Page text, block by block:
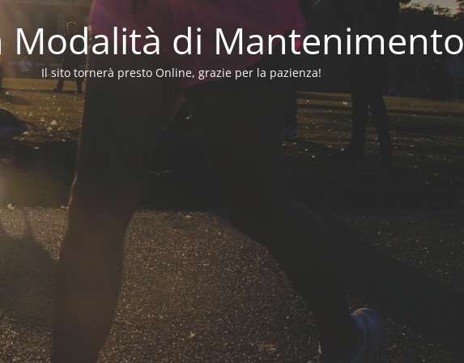
Modalità di Mantenimento
Il sito tornerà presto Online, grazie per la pazienza!